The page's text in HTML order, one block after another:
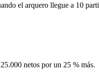
el arquero llegue a 10
netos por un 25 % más.